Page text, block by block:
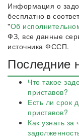
Информация о
бесплатно в
"Об
ФЗ, все данные
источника ФССП.
Последние
Что такое
приставов?
Есть ли срок
приставов?
Как узнать за